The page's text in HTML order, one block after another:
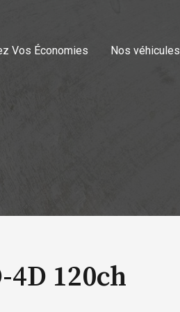
Vos Économies Nos véhicules
4D 120ch